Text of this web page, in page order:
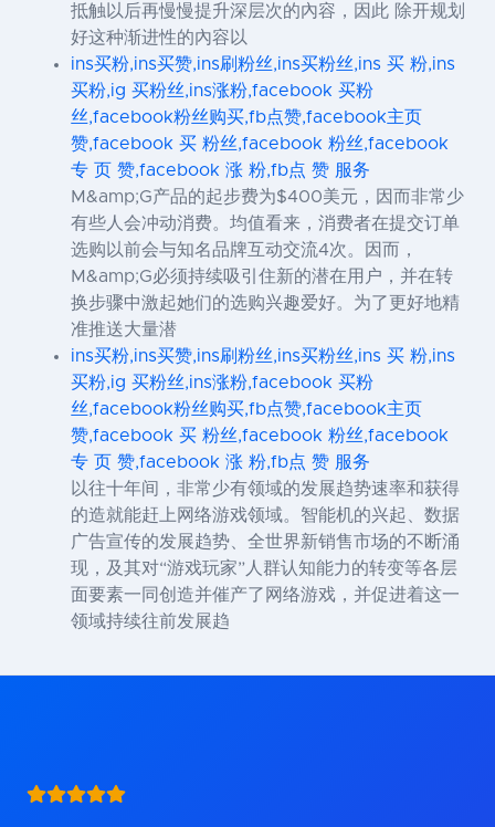
抵触以后再慢慢提升深层次的內容，因此 除开规划
好这种渐进性的內容以
ins买粉,ins买赞,ins刷粉丝,ins买粉丝,ins 买 粉,ins
买粉,ig 买粉丝,ins涨粉,facebook 买粉
丝,facebook粉丝购买,fb点赞,facebook主页
赞,facebook 买 粉丝,facebook 粉丝,facebook
专 页 赞,facebook 涨 粉,fb点 赞 服务
M&amp;G产品的起步费为$400美元，因而非常少
有些人会冲动消费。均值看来，消费者在提交订单
选购以前会与知名品牌互动交流4次。因而，
M&amp;G必须持续吸引住新的潜在用户，并在转
换步骤中激起她们的选购兴趣爱好。为了更好地精
准推送大量潜
ins买粉,ins买赞,ins刷粉丝,ins买粉丝,ins 买 粉,ins
买粉,ig 买粉丝,ins涨粉,facebook 买粉
丝,facebook粉丝购买,fb点赞,facebook主页
赞,facebook 买 粉丝,facebook 粉丝,facebook
专 页 赞,facebook 涨 粉,fb点 赞 服务
以往十年间，非常少有领域的发展趋势速率和获得
的造就能赶上网络游戏领域。智能机的兴起、数据
广告宣传的发展趋势、全世界新销售市场的不断涌
现，及其对“游戏玩家”人群认知能力的转变等各层
面要素一同创造并催产了网络游戏，并促进着这一
领域持续往前发展趋